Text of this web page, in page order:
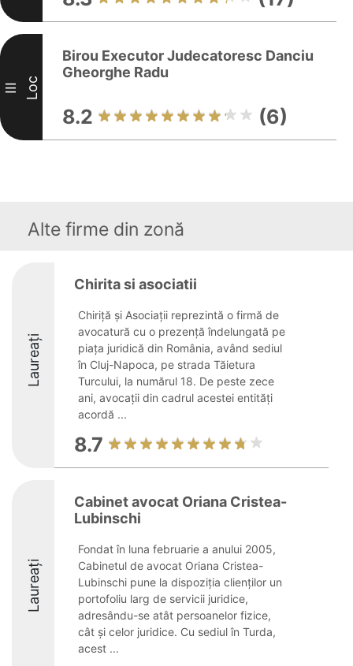
III Loc
Birou Executor Judecatoresc Danciu
Gheorghe Radu
8.2 (6)
Alte firme din zonă
Laureați
Chirita si asociatii
Chiriță și Asociații reprezintă o firmă de
avocatură cu o prezență îndelungată pe
piața juridică din România, având sediul
în Cluj-Napoca, pe strada Tăietura
Turcului, la numărul 18. De peste zece
ani, avocații din cadrul acestei entități
acordă ...
8.7
Laureați
Cabinet avocat Oriana Cristea-
Lubinschi
Fondat în luna februarie a anului 2005,
Cabinetul de avocat Oriana Cristea-
Lubinschi pune la dispoziția clienților un
portofoliu larg de servicii juridice,
adresându-se atât persoanelor fizice,
cât și celor juridice. Cu sediul în Turda,
acest ...